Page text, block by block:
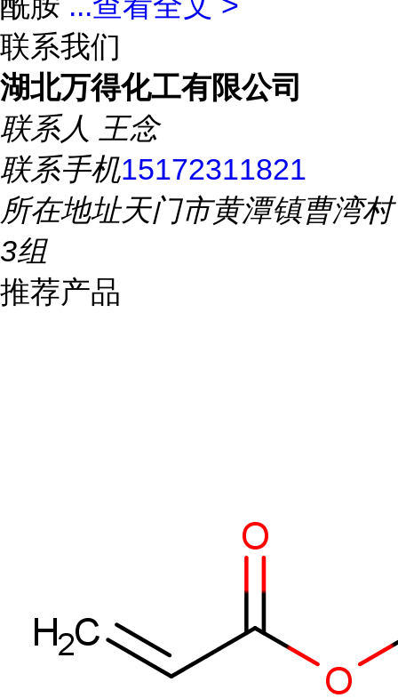
联系我们
湖北万得化工有限公司
联系人 王念
联系手机15172311821
所在地址天门市黄潭镇曹湾村
3组
推荐产品